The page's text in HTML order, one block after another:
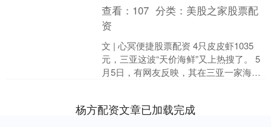
查看： 107 分类： 美股之家股票配
资
文 | 心冥便捷股票配资 4只皮皮虾1035
元，三亚这波“天价海鲜”又上热搜了。 5
月5日，有网友反映，其在三亚一家海鲜
杨方配资文章已加载完成